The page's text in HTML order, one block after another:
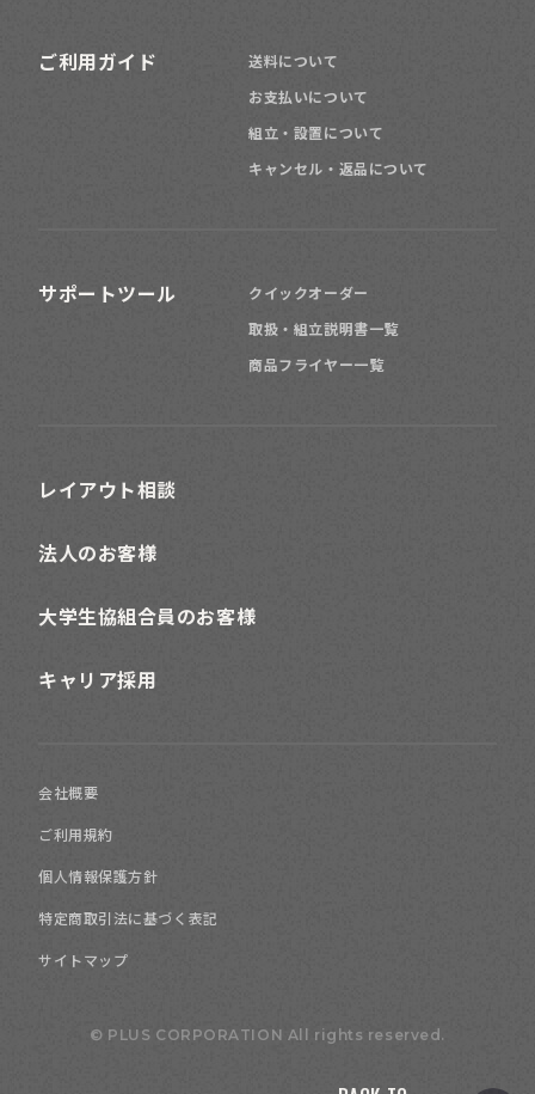
ご利用ガイド
送料について
お支払いについて
組立・設置について
キャンセル・返品について
サポートツール
クイックオーダー
取扱・組立説明書一覧
商品フライヤー一覧
レイアウト相談
法人のお客様
大学生協組合員のお客様
キャリア採用
会社概要
ご利用規約
個人情報保護方針
特定商取引法に基づく表記
サイトマップ
© PLUS CORPORATION All rights reserved.